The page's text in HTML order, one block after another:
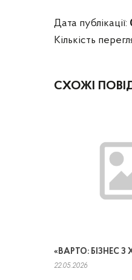
Дата публікації:
Кількість
СХОЖІ
«ВАРТО: БІЗНЕС
22.05.2026